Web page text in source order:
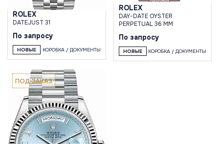
ROLEX
DATEJUST 31
По запросу
НОВЫЕ КОРОБКА / ДОКУМЕНТЫ
ROLEX
DAY-DATE OYSTER
PERPETUAL 36 MM
По запросу
НОВЫЕ КОРОБКА / ДОКУМЕНТЫ
ПОД ЗАКАЗ